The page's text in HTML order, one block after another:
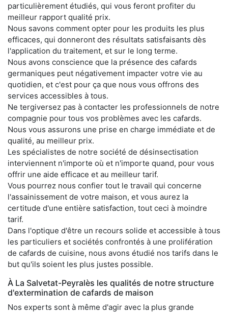
particulièrement étudiés, qui vous feront profiter du
meilleur rapport qualité prix.
Nous savons comment opter pour les produits les plus
efficaces, qui donneront des résultats satisfaisants dès
l'application du traitement, et sur le long terme.
Nous avons conscience que la présence des cafards
germaniques peut négativement impacter votre vie au
quotidien, et c'est pour ça que nous vous offrons des
services accessibles à tous.
Ne tergiversez pas à contacter les professionnels de notre
compagnie pour tous vos problèmes avec les cafards.
Nous vous assurons une prise en charge immédiate et de
qualité, au meilleur prix.
Les spécialistes de notre société de désinsectisation
interviennent n'importe où et n'importe quand, pour vous
offrir une aide efficace et au meilleur tarif.
Vous pourrez nous confier tout le travail qui concerne
l'assainissement de votre maison, et vous aurez la
certitude d'une entière satisfaction, tout ceci à moindre
tarif.
Dans l'optique d'être un recours solide et accessible à tous
les particuliers et sociétés confrontés à une prolifération
de cafards de cuisine, nous avons étudié nos tarifs dans le
but qu'ils soient les plus justes possible.
À La Salvetat-Peyralès les qualités de notre structure
d'extermination de cafards de maison
Nos experts sont à même d'agir avec la plus grande